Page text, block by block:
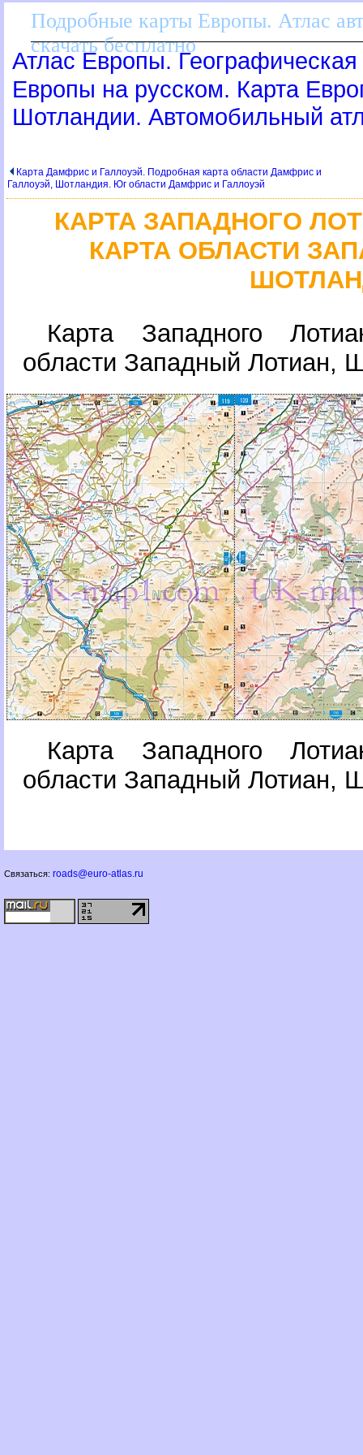
Подробные карты Европы. Атлас
скачать бесплатно
Атлас Европы. Географическая
Европы на русском. Карта
Шотландии. Автомобильный
Карта Дамфрис и Галлоуэй. Подробная карта области Дамфрис и
Галлоуэй, Шотландия. Юг области Дамфрис и Галлоуэй
КАРТА ЗАПАДНОГО
КАРТА ОБЛАСТИ
Карта Западного
области Западный Лотиан,
Карта Западного
области Западный Лотиан,
Связаться: roads@euro-atlas.ru